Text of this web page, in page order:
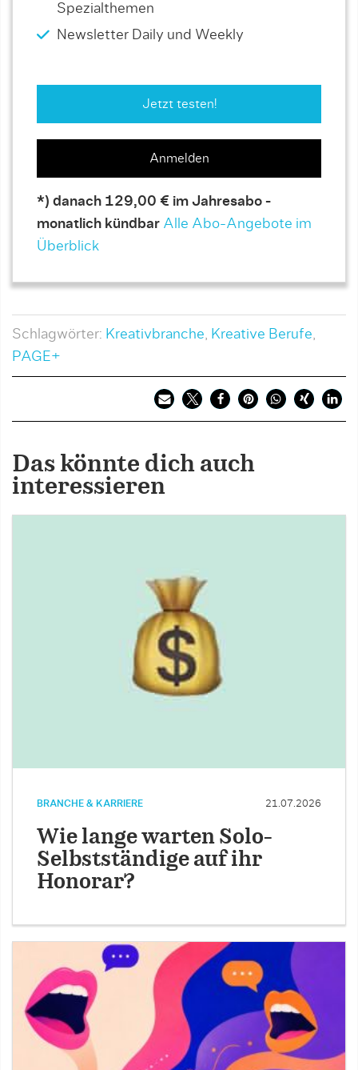
Spezialthemen
Newsletter Daily und Weekly
Jetzt testen!
Anmelden
*) danach 129,00 € im Jahresabo -
monatlich kündbar Alle Abo-Angebote im
Überblick
Schlagwörter: Kreativbranche, Kreative Berufe,
PAGE+
Das könnte dich auch
interessieren
BRANCHE & KARRIERE 21.07.2026
Wie lange warten Solo-
Selbstständige auf ihr
Honorar?